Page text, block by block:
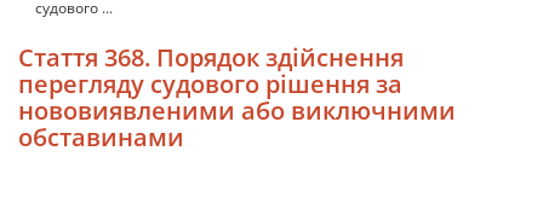
судового ...
Стаття 368. Порядок здійснення
перегляду судового рішення за
нововиявленими або виключними
обставинами